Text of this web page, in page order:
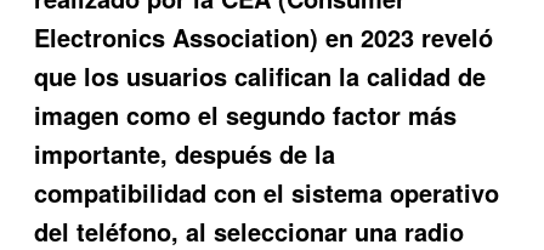
Electronics Association) en 2023 reveló
que los usuarios califican la calidad de
imagen como el segundo factor más
importante, después de la
compatibilidad con el sistema operativo
del teléfono, al seleccionar una radio